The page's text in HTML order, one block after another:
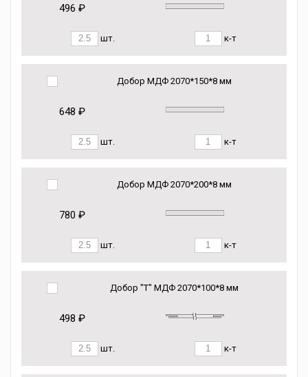
496 ₽
шт. к-т
Добор МДФ 2070*150*8 мм
648 ₽
шт. к-т
Добор МДФ 2070*200*8 мм
780 ₽
шт. к-т
Добор "Т" МДФ 2070*100*8 мм
498 ₽
шт. к-т